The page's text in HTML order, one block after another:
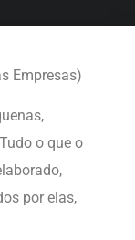
Empresas)
o que o
por elas,